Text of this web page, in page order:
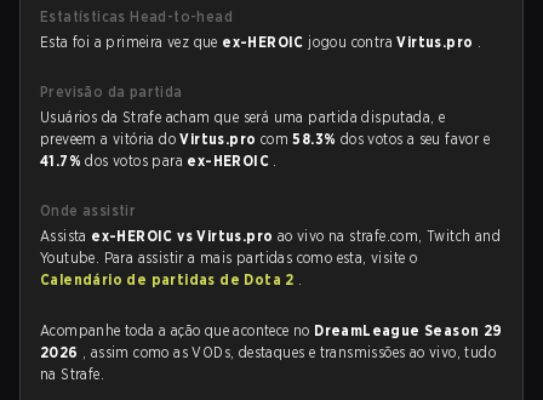
Estatísticas Head-to-head
Esta foi a primeira vez que ex-HEROIC jogou contraVirtus.pro .
Previsão da partida
Usuários da Strafe acham que será uma partida disputada, e
preveem a vitória doVirtus.pro com58.3% dos votos a seu favor e
41.7%dos votos para ex-HEROIC .
Onde assistir
Assista ex-HEROIC vs Virtus.pro ao vivo na strafe.com, Twitch and
Youtube. Para assistir a mais partidas como esta, visite o
Calendário de partidas de Dota 2 .
Acompanhe toda a ação que acontece no DreamLeague Season 29
2026 , assim como as VODs, destaques e transmissões ao vivo, tudo
na Strafe.